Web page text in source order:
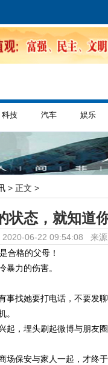
科技 汽车 娱乐
> 正文 >
状态，就知道
2020-06-22 09:54:08 来
暴力的伤害。
事找她要打电话，不要发
。
起，埋头刷起微博与朋友
场保安与家人一起，才终